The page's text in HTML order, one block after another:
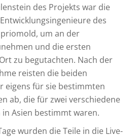
des Projekts war die
des
um an der
und die ersten
zu begutachten. Nach der
reisten die beiden
eigens für sie bestimmten
ab, die für zwei verschiedene
Asien bestimmt waren.
wurden die Teile in die Live-